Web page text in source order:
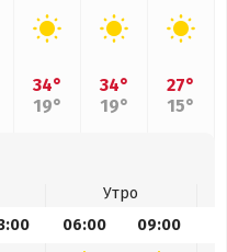
34°
19°
34°
19°
27°
15°
Утро
06:00 09:00